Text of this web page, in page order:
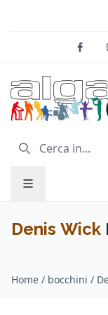
Denis Wick
Home /